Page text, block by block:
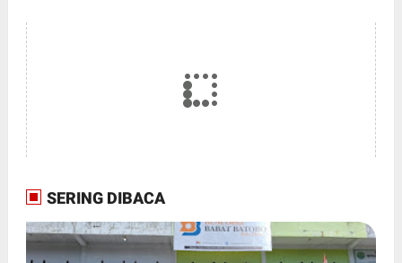
SERING DIBACA